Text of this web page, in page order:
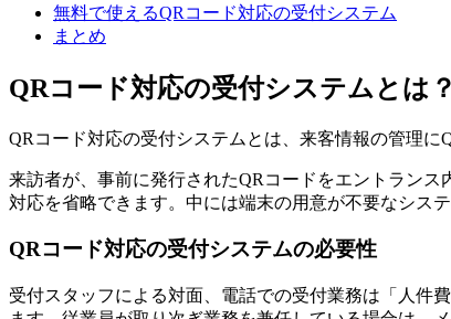
無料で使えるQRコード対応の受付システム
まとめ
QRコード対応の受付システムとは？
QRコード対応の受付システムとは、来客情報の管理に
来訪者が、事前に発行されたQRコードをエントラン
対応を省略できます。中には端末の用意が不要なシス
QRコード対応の受付システムの必要性
受付スタッフによる対面、電話での受付業務は「人件